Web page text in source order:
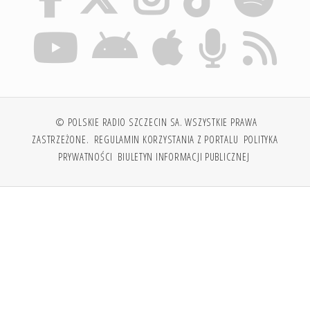
© POLSKIE RADIO SZCZECIN SA. WSZYSTKIE PRAWA
ZASTRZEŻONE. REGULAMIN KORZYSTANIA Z PORTALU POLITYKA
PRYWATNOŚCI BIULETYN INFORMACJI PUBLICZNEJ